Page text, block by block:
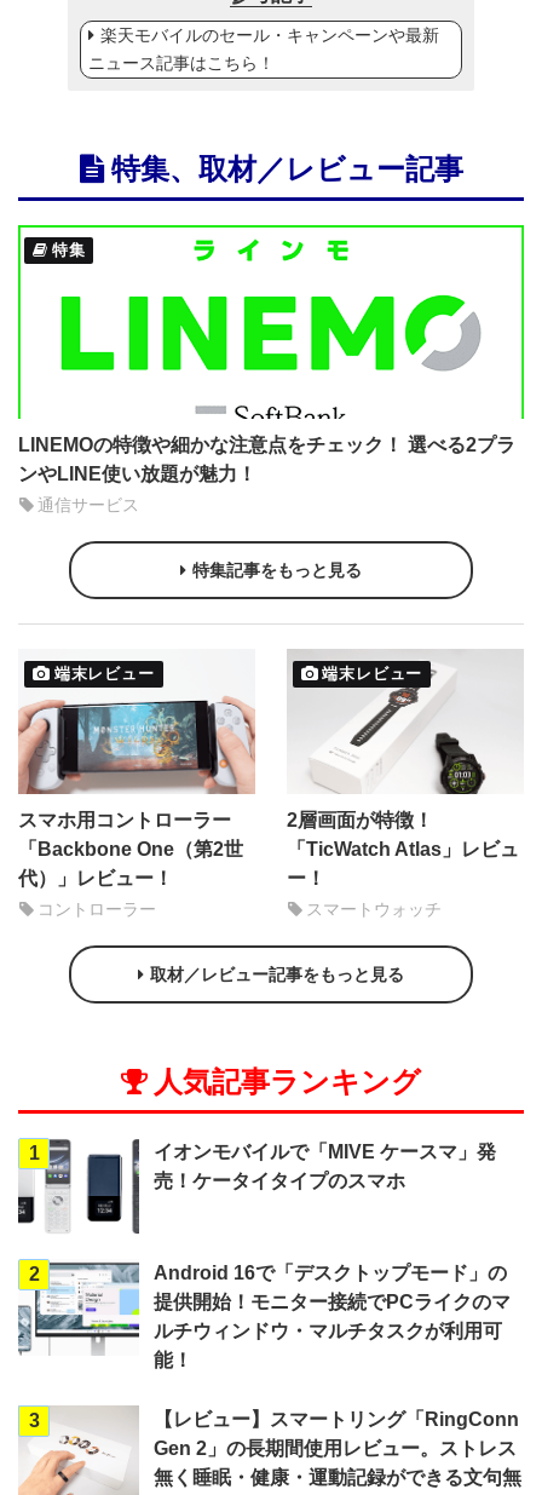
楽天モバイルのセール・キャンペーンや最新
ニュース記事はこちら！
特集、取材／レビュー記事
特集
LINEMOの特徴や細かな注意点をチェック！ 選べる2プラ
ンやLINE使い放題が魅力！
通信サービス
特集記事をもっと見る
端末レビュー
スマホ用コントローラー
「Backbone One（第2世
代）」レビュー！
コントローラー
端末レビュー
2層画面が特徴！
「TicWatch Atlas」レビュ
ー！
スマートウォッチ
取材／レビュー記事をもっと見る
人気記事ランキング
1
イオンモバイルで「MIVE ケースマ」発
売！ケータイタイプのスマホ
2
Android 16で「デスクトップモード」の
提供開始！モニター接続でPCライクのマ
ルチウィンドウ・マルチタスクが利用可
能！
3
【レビュー】スマートリング「RingConn
Gen 2」の長期間使用レビュー。ストレス
無く睡眠・健康・運動記録ができる文句無